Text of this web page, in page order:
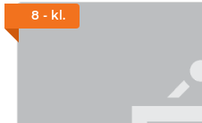
8 - kl.